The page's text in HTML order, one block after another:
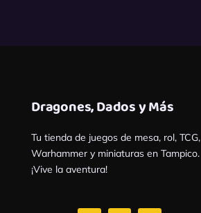
Dragones, Dados y Más
Tu tienda de juegos de mesa, rol, TCG,
Warhammer y miniaturas en Tampico.
¡Vive la aventura!